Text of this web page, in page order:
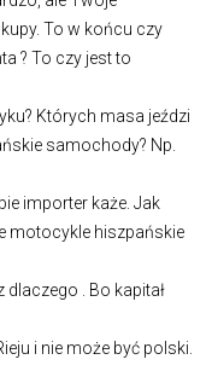
To w końcu czy
? To czy jest to
Których masa jeździ
samochody? Np.
importer każe. Jak
motocykle hiszpańskie
. Bo kapitał
i nie może być polski.